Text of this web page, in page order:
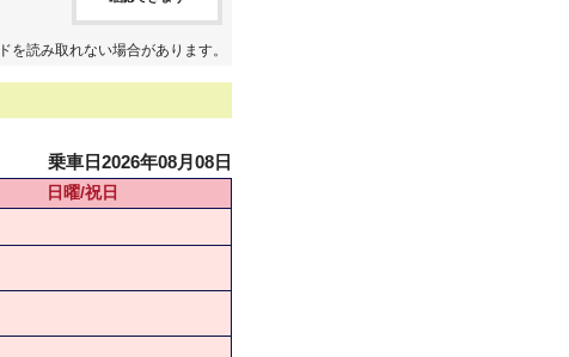
読み取れない場合があります。
乗車日2026年08月08日
日曜/祝日